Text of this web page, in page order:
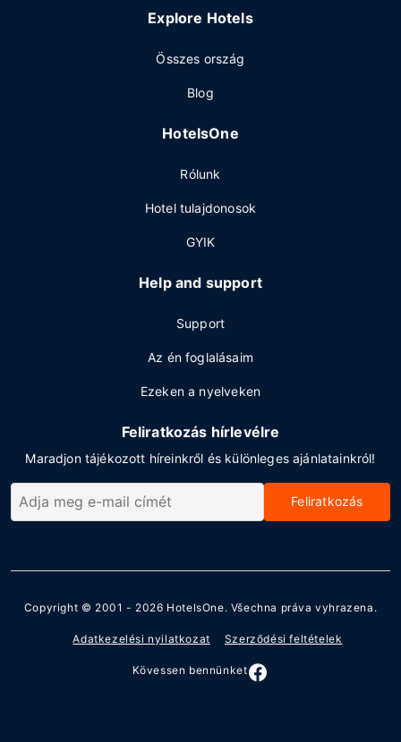
Explore Hotels
Összes ország
Blog
HotelsOne
Rólunk
Hotel tulajdonosok
GYIK
Help and support
Support
Az én foglalásaim
Ezeken a nyelveken
Feliratkozás hírlevélre
Maradjon tájékozott híreinkről és különleges ajánlatainkról!
Feliratkozás
Copyright © 2001 - 2026 HotelsOne. Všechna práva vyhrazena.
Adatkezelési nyilatkozat Szerződési feltételek
Kövessen bennünket